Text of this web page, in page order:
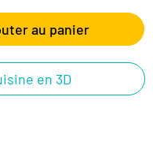
au panier
en 3D